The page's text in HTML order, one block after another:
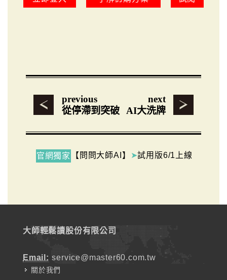
previous
從停滯到突破
next
AI大洗牌
官網獨家 【問問大師AI】 ➤試用版6/1上線
大師輕鬆讀股份有限公司
Email: service@master60.com.tw
關於我們